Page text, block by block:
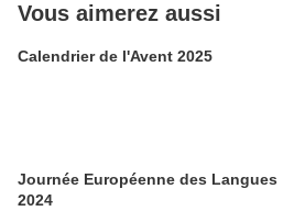
Vous aimerez aussi
Calendrier de l'Avent 2025
Journée Européenne des Langues
2024